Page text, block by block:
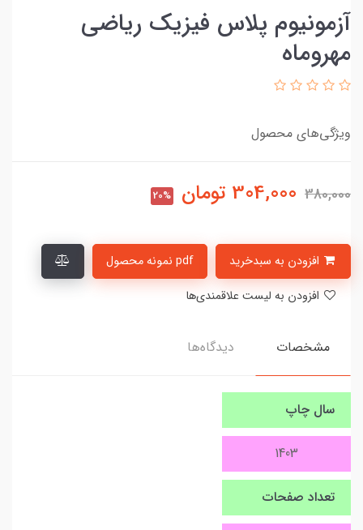
آزمونیوم پلاس فیزیک ریاضی
مهروماه
ویژگی‌های محصول
380,000
304,000 تومان 20%
pdf نمونه محصول
مشخصات دیدگاه‌ها
سال چاپ
1403
تعداد صفحات